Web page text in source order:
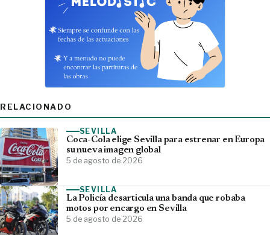
RELACIONADO
SEVILLA
Coca-Cola elige Sevilla para estrenar en Europa
su nueva imagen global
5 de agosto de 2026
SEVILLA
La Policía desarticula una banda que robaba
motos por encargo en Sevilla
5 de agosto de 2026